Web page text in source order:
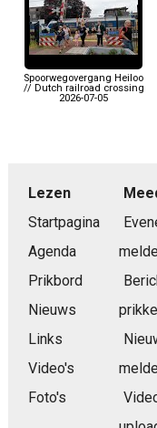
Spoorwegovergang Heiloo
// Dutch railroad crossing
2026-07-05
Lezen
Startpagina
Agenda
Prikbord
Nieuws
Links
Video's
Foto's